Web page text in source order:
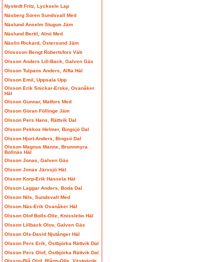
Nystedt Fritz, Lycksele Lap
Näsberg Sören Sundsvall Med
Näslund Anselm Stugun Jäm
Näslund Bertil, Alnö Med
Näslin Rickard, Östersund Jäm
Olovsson Bengt Robertsfors Väb
Olsson Anders Lill-Back, Galven Gäs
Olsson Tulpans Anders, Alfta Häl
Olsson Emil, Uppsala Upp
Olsson Erik Snickar-Erske, Ovanåker
Häl
Olsson Gunnar, Matfors Med
Olsson Göran Föllinge Jäm
Olsson Pers Hans, Rättvik Dal
Olsson Pekkos Helmer, Bingsjö Dal
Olsson Hjort-Anders, Bingsö Dal
Olsson Magnus Manne, Brunnmyra
Bollnäs Häl
Olsson Jonas, Galven Gäs
Olsson Jonas Järvsjö Häl
Olsson Korp-Erik Hassela Häl
Olsson Laggar Anders, Boda Dal
Olsson Nils, Sundsvall Med
Olsson Näs-Erik Ovanåker Häl
Olsson Olof Bolls-Olle, Knisslebo Häl
Olsson Lillback Olov, Galven Gäs
Olsson Ols-David Njutånger Häl
Olsson Pers Erik, Östbjörka Rättvik Dal
Olsson Pers Olof, Östbjörka Rättvik Dal
Olsson-Blå Olof, Blånn-Olle, Västgärde